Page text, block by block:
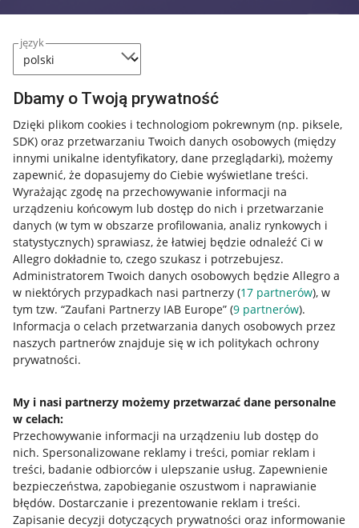
język
Dbamy o Twoją prywatność
Dzięki plikom cookies i technologiom pokrewnym (np. piksele,
SDK) oraz przetwarzaniu Twoich danych osobowych (między
innymi unikalne identyfikatory, dane przeglądarki), możemy
zapewnić, że dopasujemy do Ciebie wyświetlane treści.
Wyrażając zgodę na przechowywanie informacji na
urządzeniu końcowym lub dostęp do nich i przetwarzanie
danych (w tym w obszarze profilowania, analiz rynkowych i
statystycznych) sprawiasz, że łatwiej będzie odnaleźć Ci w
Allegro dokładnie to, czego szukasz i potrzebujesz.
Administratorem Twoich danych osobowych będzie Allegro a
w niektórych przypadkach nasi partnerzy (17 partnerów), w
tym tzw. “Zaufani Partnerzy IAB Europe” (9 partnerów).
Informacja o celach przetwarzania danych osobowych przez
naszych partnerów znajduje się w ich politykach ochrony
prywatności.
My i nasi partnerzy możemy przetwarzać dane personalne
w celach:
Przechowywanie informacji na urządzeniu lub dostęp do
nich. Spersonalizowane reklamy i treści, pomiar reklam i
treści, badanie odbiorców i ulepszanie usług. Zapewnienie
bezpieczeństwa, zapobieganie oszustwom i naprawianie
błędów. Dostarczanie i prezentowanie reklam i treści.
Zapisanie decyzji dotyczących prywatności oraz informowanie
Przydatne informacje
Jak to działa
Allegro Gadane dla sprzedających
Allegro Gadane dla kupujących
Mapa miejscowości
Informacje prawne